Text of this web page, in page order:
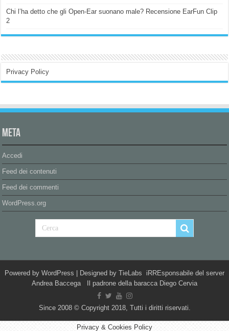
Chi l’ha detto che gli Open-Ear suonano male? Recensione EarFun Clip
2
Privacy Policy
Meta
Accedi
Feed dei contenuti
Feed dei commenti
WordPress.org
Powered by WordPress | Designed by TieLabs iRREsponsabile del server
Andrea Baccega Il padrone della baracca Diego Cervia
Since 2008 © Copyright 2018, Tutti i diritti riservati.
Privacy & Cookies Policy